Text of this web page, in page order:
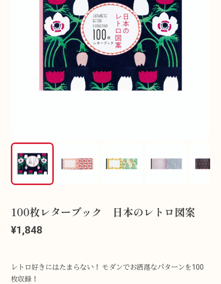
100枚レターブック 日本のレトロ図案
¥1,848
レトロ好きにはたまらない！ モダンでお洒落なパターンを100
枚収録！